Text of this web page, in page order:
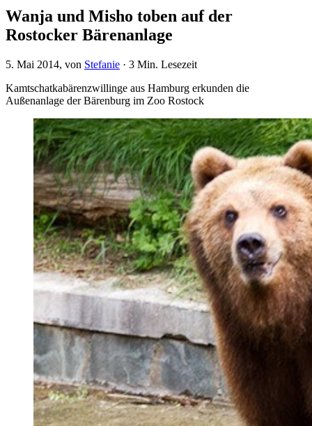
Wanja und Misho toben auf der
Rostocker Bärenanlage
5. Mai 2014, von Stefanie · 3 Min. Lesezeit
Kamtschatkabärenzwillinge aus Hamburg erkunden die
Außenanlage der Bärenburg im Zoo Rostock